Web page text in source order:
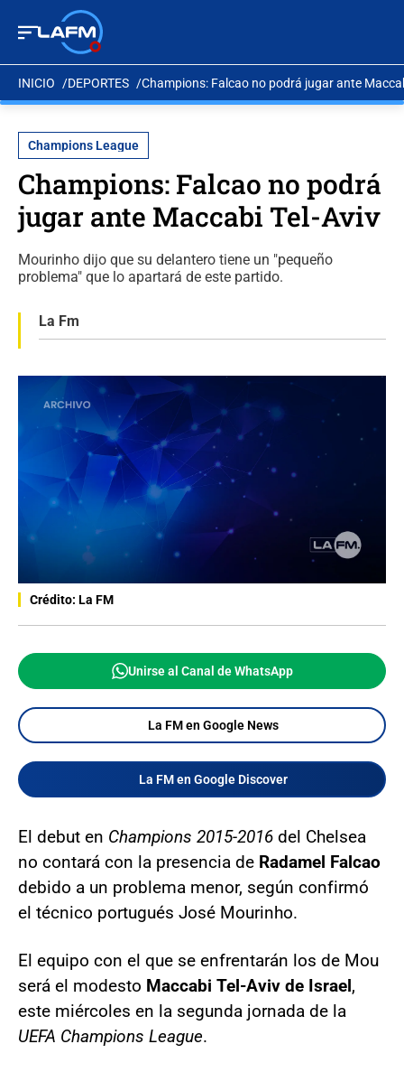
INICIO DEPORTES Champions: Falcao no podrá jugar ante
Champions League
Champions: Falcao no podrá
jugar ante Maccabi Tel-Aviv
Mourinho dijo que su delantero tiene un "pequeño
problema" que lo apartará de este partido.
La Fm
Crédito: La FM
Unirse al Canal de WhatsApp
La FM en Google News
La FM en Google Discover
El debut en Champions 2015-2016 del Chelsea
no contará con la presencia de Radamel Falcao
debido a un problema menor, según confirmó
el técnico portugués José Mourinho.
El equipo con el que se enfrentarán los de Mou
será el modesto Maccabi Tel-Aviv de Israel,
este miércoles en la segunda jornada de la
UEFA Champions League.